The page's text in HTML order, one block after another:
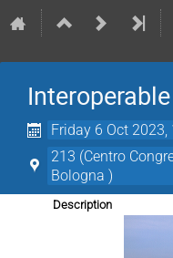
Friday 6 Oct 2023,
213 (Centro
Bologna )
Description